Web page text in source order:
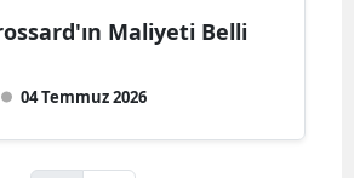
Maliyeti Belli
04 Temmuz 2026